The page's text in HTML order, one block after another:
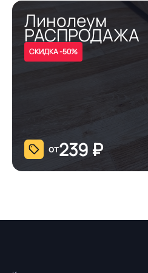
Линолеум
РАСПРОДАЖА
СКИДКА -50%
от239 ₽